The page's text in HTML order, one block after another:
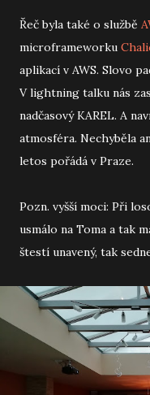
Řeč byla také o službě
microframeworku
aplikací v AWS. Slovo
V lightning talku nás
nadčasový KAREL. A
atmosféra. Nechyběla
letos pořádá v Praze.
Pozn. vyšší moci: Při
usmálo na Toma a tak
štestí unavený, tak